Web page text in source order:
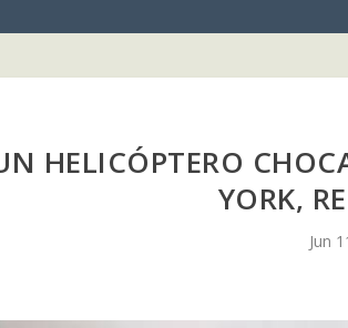
HELICÓPTERO
YORK,
Jun